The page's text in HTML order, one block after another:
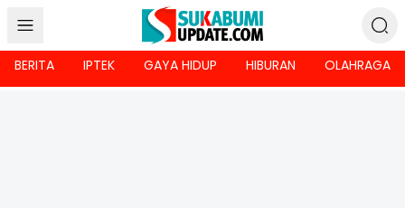
BERITA IPTEK GAYA HIDUP HIBURAN OLAHRAGA